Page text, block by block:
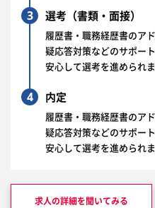
3 選考（書類・面接）
履歴書・職務経歴書のア
疑応答対策などのサポート
安心して選考を進められま
4 内定
履歴書・職務経歴書のア
疑応答対策などのサポート
安心して選考を進められま
求人の詳細を聞いてみる